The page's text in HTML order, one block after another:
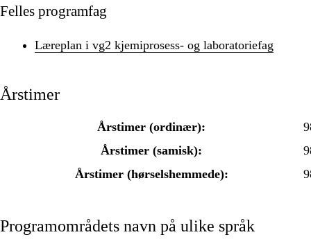
Felles programfag
Læreplan i vg2 kjemiprosess- og laboratoriefag
Årstimer
Årstimer (ordinær):
Årstimer (samisk):
Årstimer (hørselshemmede):
Programområdets navn på ulike språk